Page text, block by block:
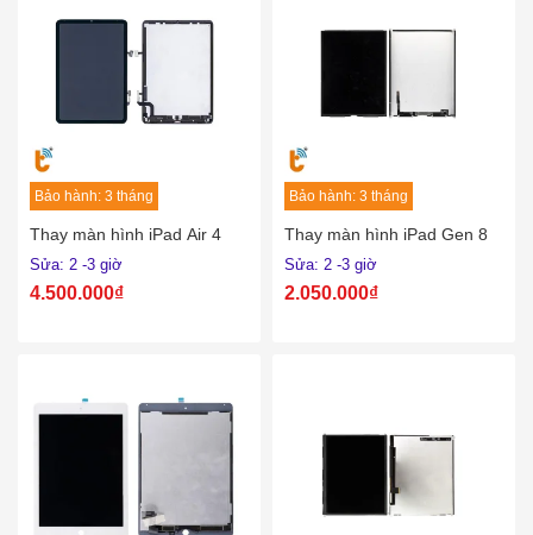
Bảo hành: 3 tháng
Thay màn hình iPad Air 4
Sửa: 2 -3 giờ
4.500.000₫
Bảo hành: 3 tháng
Thay màn hình iPad Gen 8
Sửa: 2 -3 giờ
2.050.000₫